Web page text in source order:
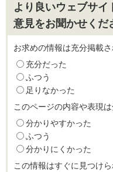
より良いウェブサ
意見をお聞かせくだ
お求めの情報は充分掲載
充分だった
ふつう
足りなかった
このページの内容や表現
分かりやすかった
ふつう
分かりにくかった
この情報はすぐに見つけ